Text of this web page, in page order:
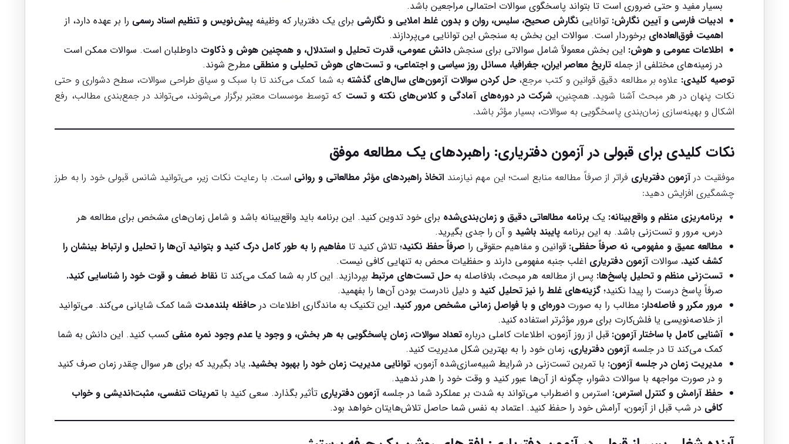
بسیار مفید و حتی ضروری است تا بتواند پاسخگوی سوالات احتمالی مراجعین باشد.
ادبیات فارسی و آیین نگارش: توانایی نگارش صحیح، سلیس، روان و بدون غلط املایی و نگارشی برای یک دفتریار که وظیفهپیش‌نویس و تنظیم اسناد رسمی را بر عهده دارد، از
اهمیت فوق‌العاده‌ای برخوردار است. سوالات این بخش به سنجش این توانایی می‌پردازند.
اطلاعات عمومی و هوش: این بخش معمولاً شامل سوالاتی برای سنجشدانش عمومی، قدرت تحلیل و استدلال، و همچنین هوش و ذکاوت داوطلبان است. سوالات ممکن است
در زمینه‌های مختلفی از جملهتاریخ معاصر ایران، جغرافیا، مسائل روز سیاسی و اجتماعی، و تست‌های هوش تحلیلی و منطقی مطرح شوند.
توصیه کلیدی: علاوه بر مطالعه دقیق قوانین و کتب مرجع، حل کردن سوالات آزمون‌های سال‌های گذشته به شما کمک می‌کند تا با سبک و سیاق طراحی سوالات، سطح دشواری و حتی
نکات پنهان در هر مبحث آشنا شوید. همچنین، شرکت در دوره‌های آمادگی و کلاس‌های نکته و تست که توسط موسسات معتبر برگزار می‌شوند، می‌تواند در جمع‌بندی مطالب، رفع
اشکال و بهینه‌سازی زمان‌بندی پاسخگویی به سوالات، بسیار مؤثر باشد.
نکات کلیدی برای قبولی درآزمون دفتریاری: راهبردهای یک مطالعه موفق
موفقیت درآزمون دفتریاری فراتر از صرفاً مطالعه منابع است؛ این مهم نیازمند اتخاذ راهبردهای مؤثر مطالعاتی و روانی است. با رعایت نکات زیر، می‌توانید شانس قبولی خود را به طرز
چشمگیری افزایش دهید:
برنامه‌ریزی منظم و واقع‌بینانه: یک برنامه مطالعاتی دقیق و زمان‌بندی‌شده برای خود تدوین کنید. این برنامه باید واقع‌بینانه باشد و شامل زمان‌های مشخص برای مطالعه هر
درس، مرور و تست‌زنی باشد. به این برنامهپایبند باشید و آن را جدی بگیرید.
مطالعه عمیق و مفهومی، نه صرفاً حفظی: قوانین و مفاهیم حقوقی را صرفاً حفظ نکنید؛ تلاش کنید تا مفاهیم را به طور کامل درک کنید و بتوانید آن‌ها را تحلیل و ارتباط بینشان را
کشف کنید. سوالاتآزمون دفتریاری اغلب جنبه مفهومی دارند و حفظیات محض به تنهایی کافی نیست.
تست‌زنی منظم و تحلیل پاسخ‌ها: پس از مطالعه هر مبحث، بلافاصله بهحل تست‌های مرتبط بپردازید. این کار به شما کمک می‌کند تا نقاط ضعف و قوت خود را شناسایی کنید.
صرفاً پاسخ درست را پیدا نکنید؛گزینه‌های غلط را نیز تحلیل کنید و دلیل نادرست بودن آن‌ها را بفهمید.
مرور مکرر و فاصله‌دار: مطالب را به صورتدوره‌ای و با فواصل زمانی مشخص مرور کنید. این تکنیک به ماندگاری اطلاعات درحافظه بلندمدت شما کمک شایانی می‌کند. می‌توانید
از خلاصه‌نویسی یا فلش‌کارت برای مرور مؤثرتر استفاده کنید.
آشنایی کامل با ساختار آزمون: قبل از روز آزمون، اطلاعات کاملی دربارهتعداد سوالات، زمان پاسخگویی به هر بخش، و وجود یا عدم وجود نمره منفی کسب کنید. این دانش به شما
کمک می‌کند تا در جلسهآزمون دفتریاری، زمان خود را به بهترین شکل مدیریت کنید.
مدیریت زمان در جلسه آزمون: با تمرین تست‌زنی در شرایط شبیه‌سازی‌شده آزمون،توانایی مدیریت زمان خود را بهبود بخشید. یاد بگیرید که برای هر سوال چقدر زمان صرف کنید
و در صورت مواجهه با سوالات دشوار، چگونه از آن‌ها عبور کنید و وقت خود را هدر ندهید.
حفظ آرامش و کنترل استرس: استرس و اضطراب می‌تواند به شدت بر عملکرد شما در جلسهآزمون دفتریاری تأثیر بگذارد. سعی کنید باتمرینات تنفسی، مثبت‌اندیشی و خواب
کافی در شب قبل از آزمون، آرامش خود را حفظ کنید. اعتماد به نفس شما حاصل تلاش‌هایتان خواهد بود.